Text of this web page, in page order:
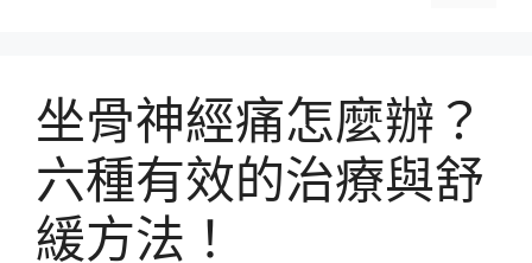
坐骨神經痛怎麼辦？
六種有效的治療與舒
緩方法！